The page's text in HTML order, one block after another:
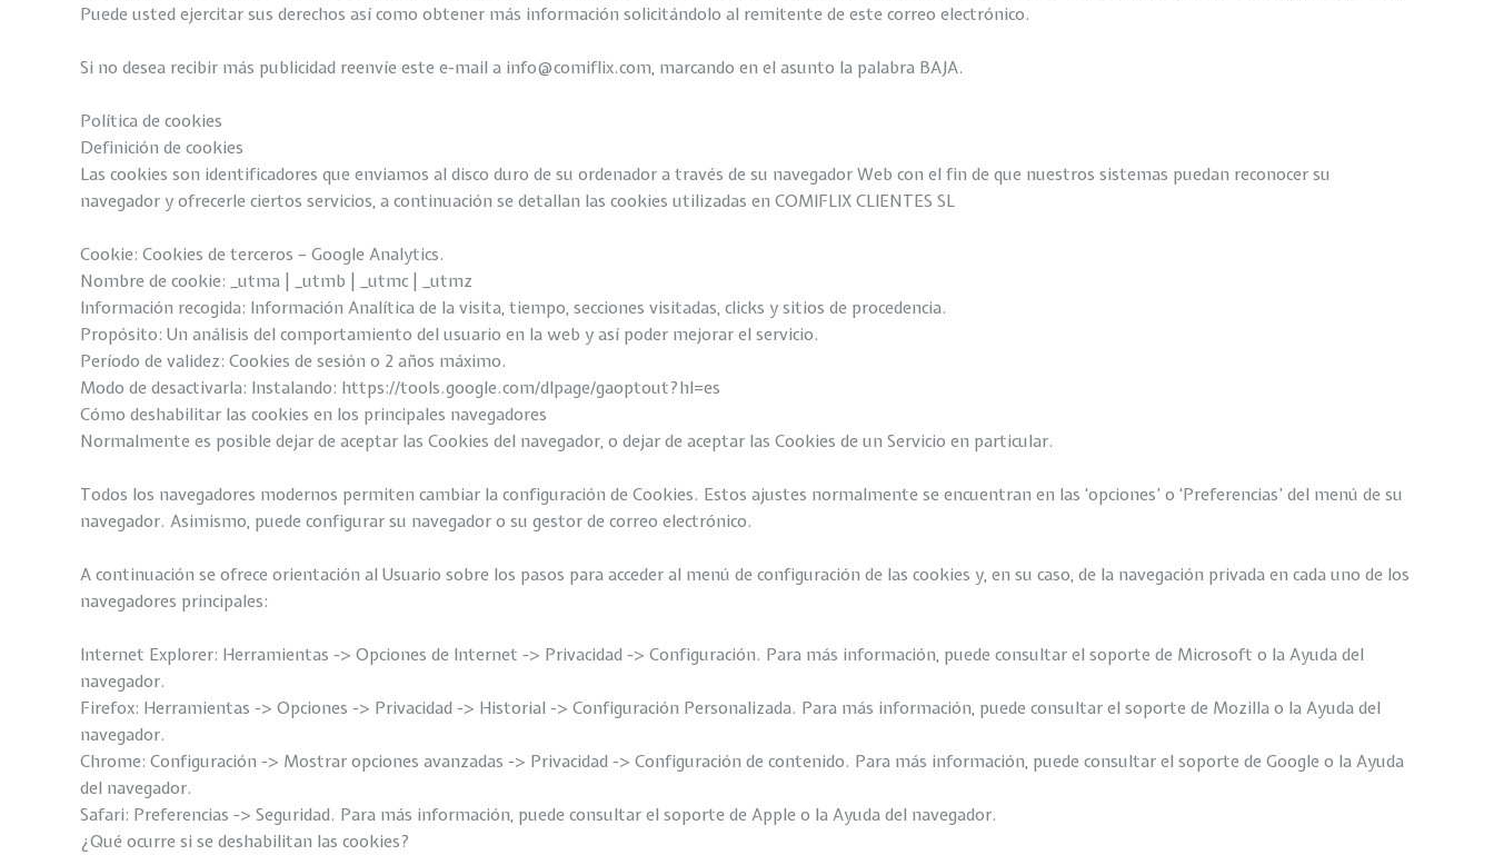
Puede usted ejercitar sus derechos así como obtener más información solicitándolo al remitente de este correo electrónico.
Si no desea recibir más publicidad reenvíe este e-mail a info@comiflix.com, marcando en el asunto la palabra BAJA.
Política de cookies
Definición de cookies
Las cookies son identificadores que enviamos al disco duro de su ordenador a través de su navegador Web con el fin de que nuestros sistemas puedan reconocer su
navegador y ofrecerle ciertos servicios, a continuación se detallan las cookies utilizadas en COMIFLIX CLIENTES SL
Cookie: Cookies de terceros – Google Analytics.
Nombre de cookie: _utma | _utmb | _utmc | _utmz
Información recogida: Información Analítica de la visita, tiempo, secciones visitadas, clicks y sitios de procedencia.
Propósito: Un análisis del comportamiento del usuario en la web y así poder mejorar el servicio.
Período de validez: Cookies de sesión o 2 años máximo.
Modo de desactivarla: Instalando: https://tools.google.com/dlpage/gaoptout?hl=es
Cómo deshabilitar las cookies en los principales navegadores
Normalmente es posible dejar de aceptar las Cookies del navegador, o dejar de aceptar las Cookies de un Servicio en particular.
Todos los navegadores modernos permiten cambiar la configuración de Cookies. Estos ajustes normalmente se encuentran en las ‘opciones’ o ‘Preferencias’ del menú de su
navegador. Asimismo, puede configurar su navegador o su gestor de correo electrónico.
A continuación se ofrece orientación al Usuario sobre los pasos para acceder al menú de configuración de las cookies y, en su caso, de la navegación privada en cada uno de los
navegadores principales:
Internet Explorer: Herramientas -> Opciones de Internet -> Privacidad -> Configuración. Para más información, puede consultar el soporte de Microsoft o la Ayuda del
navegador.
Firefox: Herramientas -> Opciones -> Privacidad -> Historial -> Configuración Personalizada. Para más información, puede consultar el soporte de Mozilla o la Ayuda del
navegador.
Chrome: Configuración -> Mostrar opciones avanzadas -> Privacidad -> Configuración de contenido. Para más información, puede consultar el soporte de Google o la Ayuda
del navegador.
Safari: Preferencias -> Seguridad. Para más información, puede consultar el soporte de Apple o la Ayuda del navegador.
¿Qué ocurre si se deshabilitan las cookies?